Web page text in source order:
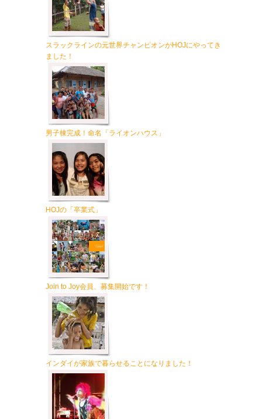
スラックラインの元世界チャンピオンがHOJにやってき
ました！
男子棟完成！命名「ライオンハウス」
HOJの「卒業式」
Join to Joy会員、募集開始です！
インダイが家族で暮らせることになりました！